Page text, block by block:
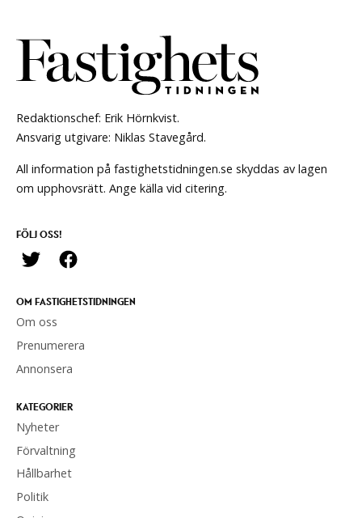
Redaktionschef: Erik Hörnkvist.
Ansvarig utgivare: Niklas Stavegård.
All information på fastighetstidningen.se skyddas av lagen
om upphovsrätt. Ange källa vid citering.
FÖLJ OSS!
OM FASTIGHETSTIDNINGEN
Om oss
Prenumerera
Annonsera
KATEGORIER
Nyheter
Förvaltning
Hållbarhet
Politik